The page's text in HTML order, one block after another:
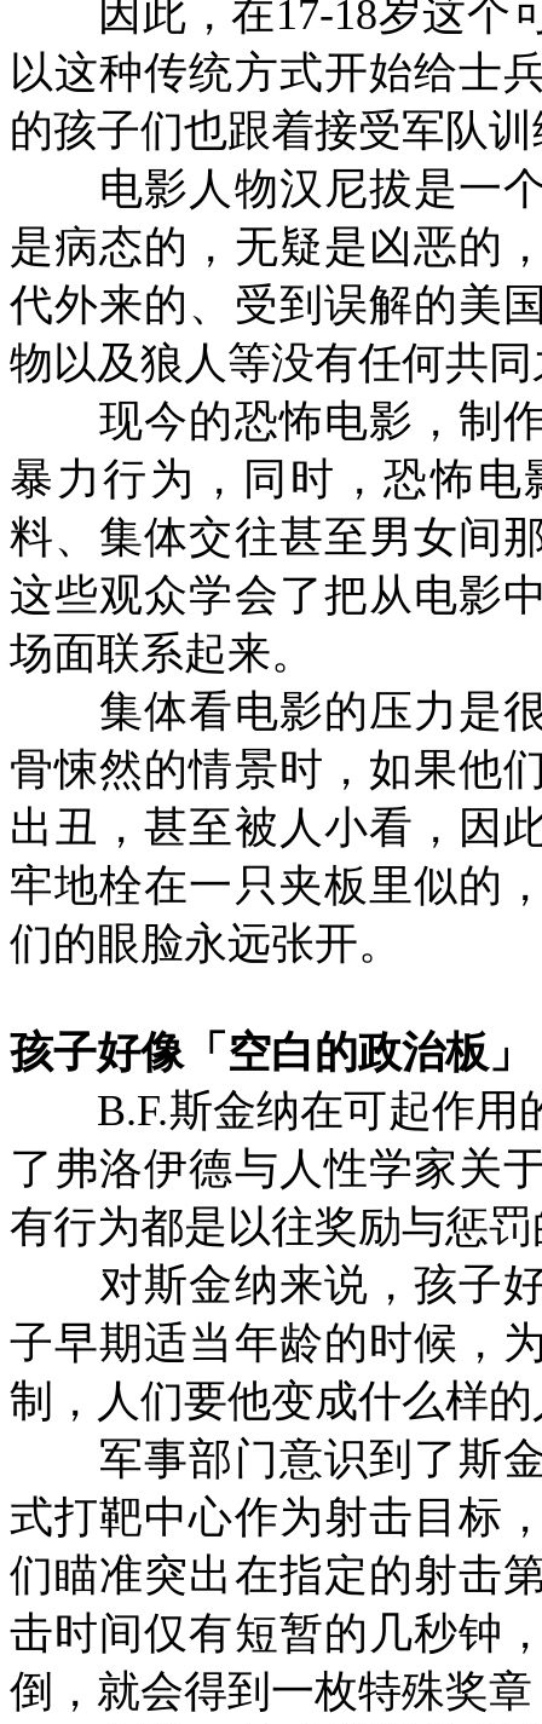
因此，在17-18岁这个
以这种传统方式开始给士
的孩子们也跟着接受军队
电影人物汉尼拔是一个
是病态的，无疑是凶恶的
代外来的、受到误解的美
物以及狼人等没有任何共
现今的恐怖电影，制作
暴力行为，同时，恐怖
料、集体交往甚至男女间
这些观众学会了把从电影
场面联系起来。
集体看电影的压力是很
骨悚然的情景时，如果他
出丑，甚至被人小看，因
牢地栓在一只夹板里似的
们的眼脸永远张开。
孩子好像「空白的政治板」
B.F.斯金纳在可起作用
了弗洛伊德与人性学家关
有行为都是以往奖励与惩
对斯金纳来说，孩子好
子早期适当年龄的时候，
制，人们要他变成什么样
军事部门意识到了斯金
式打靶中心作为射击目标
们瞄准突出在指定的射击
击时间仅有短暂的几秒钟
倒，就会得到一枚特殊奖